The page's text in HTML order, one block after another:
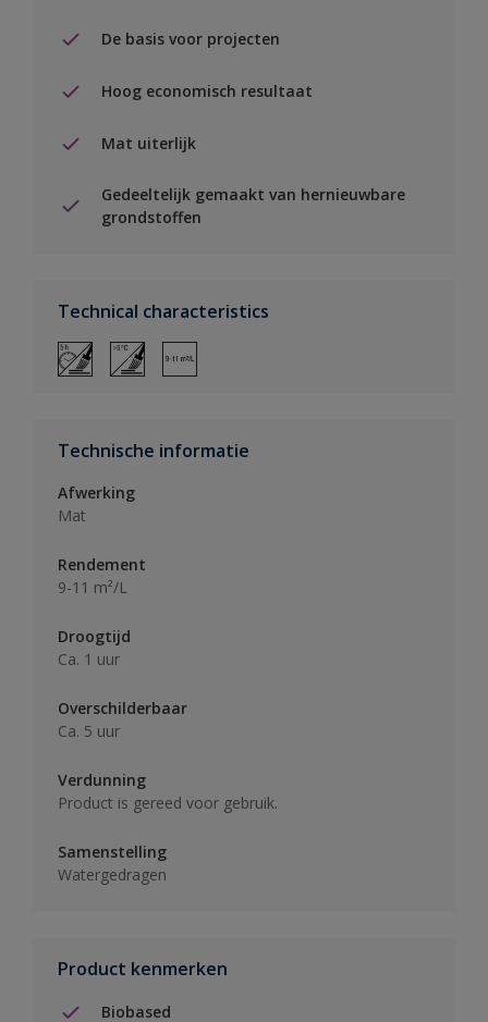
De basis voor projecten
Hoog economisch resultaat
Mat uiterlijk
Gedeeltelijk gemaakt van hernieuwbare
grondstoffen
Technical characteristics
Technische informatie
Afwerking
Mat
Rendement
9-11 m²/L
Droogtijd
Ca. 1 uur
Overschilderbaar
Ca. 5 uur
Verdunning
Product is gereed voor gebruik.
Samenstelling
Watergedragen
Product kenmerken
Biobased